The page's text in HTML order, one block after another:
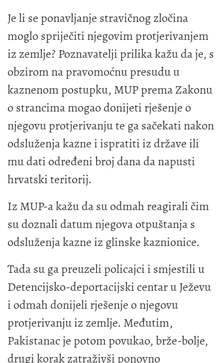
Je li se ponavljanje stravičnog zločina
moglo spriječiti njegovim protjerivanjem
iz zemlje? Poznavatelji prilika kažu da je, s
obzirom na pravomoćnu presudu u
kaznenom postupku, MUP prema Zakonu
o strancima mogao donijeti rješenje o
njegovu protjerivanju te ga sačekati nakon
odsluženja kazne i ispratiti iz države ili
mu dati određeni broj dana da napusti
hrvatski teritorij.
Iz MUP-a kažu da su odmah reagirali čim
su doznali datum njegova otpuštanja s
odsluženja kazne iz glinske kaznionice.
Tada su ga preuzeli policajci i smjestili u
Detencijsko-deportacijski centar u Ježevu
i odmah donijeli rješenje o njegovu
protjerivanju iz zemlje. Međutim,
Pakistanac je potom povukao, brže-bolje,
drugi korak zatraživši ponovno